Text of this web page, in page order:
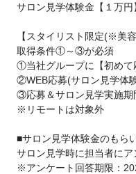
サロン見学体験金【１万円
【スタイリスト限定(※美
取得条件①～③が必須
①当社グループに【初めて
②WEB応募(サロン見学体
③応募＆サロン見学実施期
※リモートは対象外
■サロン見学体験金のもら
サロン見学時に担当者にア
※アンケート回答期限：